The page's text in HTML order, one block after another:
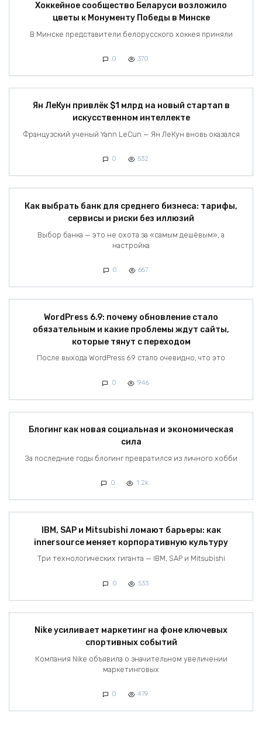
Хоккейное сообщество Беларуси возложило
цветы к Монументу Победы в Минске
В Минске представители белорусского хоккея приняли
0 370
Ян ЛеКун привлёк $1 млрд на новый стартап в
искусственном интеллекте
Французский ученый Yann LeCun — Ян ЛеКун вновь оказался
0 532
Как выбрать банк для среднего бизнеса: тарифы,
сервисы и риски без иллюзий
Выбор банка — это не охота за «самым дешёвым», а
настройка
0 667
WordPress 6.9: почему обновление стало
обязательным и какие проблемы ждут сайты,
которые тянут с переходом
После выхода WordPress 6.9 стало очевидно, что это
0 946
Блогинг как новая социальная и экономическая
сила
За последние годы блогинг превратился из личного хобби
0 1.2k.
IBM, SAP и Mitsubishi ломают барьеры: как
innersource меняет корпоративную культуру
Три технологических гиганта — IBM, SAP и Mitsubishi
0 533
Nike усиливает маркетинг на фоне ключевых
спортивных событий
Компания Nike объявила о значительном увеличении
маркетинговых
0 479